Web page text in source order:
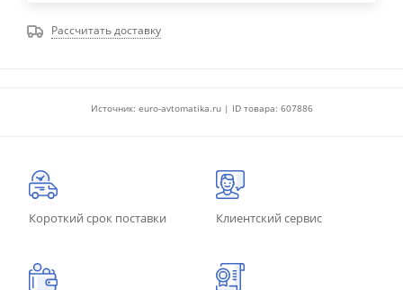
Рассчитать доставку
Источник: euro-avtomatika.ru | ID товара: 607886
Короткий срок поставки Клиентский сервис